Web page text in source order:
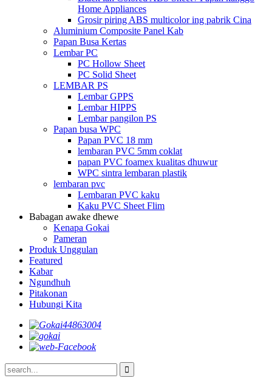
Home Appliances
Grosir piring ABS multicolor ing pabrik Cina
Aluminium Composite Panel Kab
Papan Busa Kertas
Lembar PC
PC Hollow Sheet
PC Solid Sheet
LEMBAR PS
Lembar GPPS
Lembar HIPPS
Lembar pangilon PS
Papan busa WPC
Papan PVC 18 mm
lembaran PVC 5mm coklat
papan PVC foamex kualitas dhuwur
WPC sintra lembaran plastik
lembaran pvc
Lembaran PVC kaku
Kaku PVC Sheet Flim
Babagan awake dhewe
Kenapa Gokai
Pameran
Produk Unggulan
Featured
Kabar
Ngundhuh
Pitakonan
Hubungi Kita